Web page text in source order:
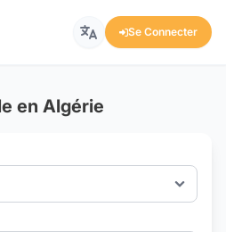
Se Connecter
en Algérie